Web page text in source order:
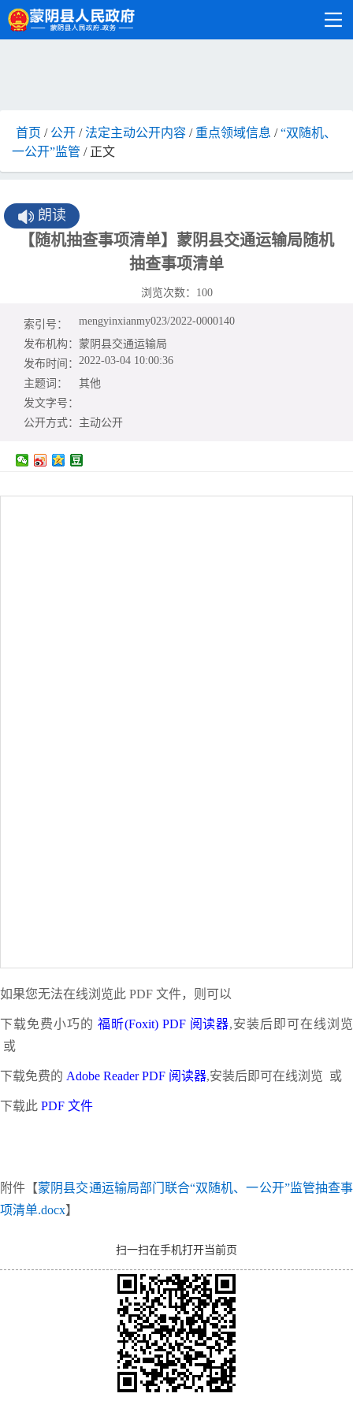
首页 / 公开 /法定主动公开内容 / 重点领域信息 /“双随机、
一公开”监管 / 正文
朗读
【随机抽查事项清单】蒙阴县交通运输局随机
抽查事项清单
浏览次数： 100
索引号：
mengyinxianmy023/2022-0000140
发布机构： 蒙阴县交通运输局
发布时间： 2022-03-04 10:00:36
主题词：
其他
发文字号：
公开方式： 主动公开
如果您无法在线浏览此 PDF 文件，则可以
下载免费小巧的 福昕(Foxit) PDF 阅读器,安装后即可在线浏览
或
下载免费的 Adobe Reader PDF 阅读器,安装后即可在线浏览 或
下载此 PDF 文件
附件【蒙阴县交通运输局部门联合“双随机、一公开”监管抽查事
项清单.docx】
扫一扫在手机打开当前页